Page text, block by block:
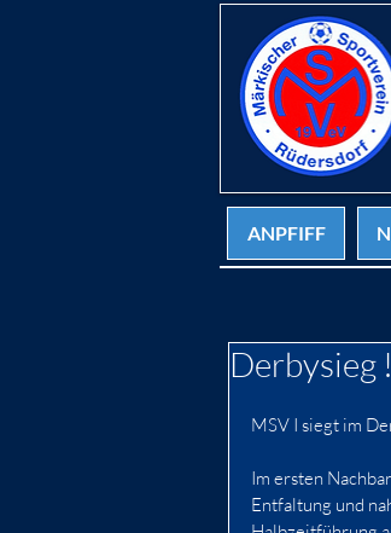
ANPFIFF
Derbysieg !
MSV I siegt im
Im ersten
Entfaltung und